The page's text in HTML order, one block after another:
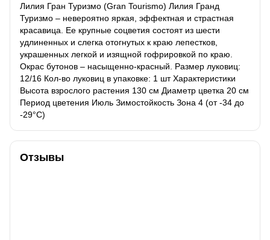
Лилия Гран Туризмо (Gran Tourismo) Лилия Гранд
Туризмо – невероятно яркая, эффектная и страстная
красавица. Ее крупные соцветия состоят из шести
удлиненных и слегка отогнутых к краю лепестков,
украшенных легкой и изящной гофрировкой по краю.
Окрас бутонов – насыщенно-красный. Размер луковиц:
12/16 Кол-во луковиц в упаковке: 1 шт Характеристики
Высота взрослого растения 130 см Диаметр цветка 20 см
Период цветения Июль Зимостойкость Зона 4 (от -34 до
-29°C)
Отзывы